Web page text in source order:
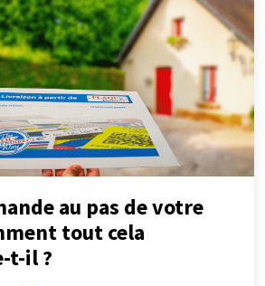
au pas de votre
tout cela
t-il ?